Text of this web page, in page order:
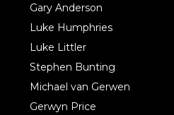
Gary Anderson
Luke Humphries
Luke Littler
Stephen Bunting
Michael van Gerwen
Gerwyn Price